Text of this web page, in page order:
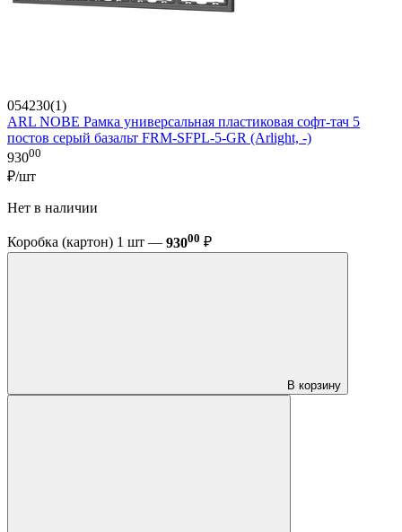
054230(1)
ARL NOBE Рамка универсальная пластиковая софт-тач 5
постов серый базальт FRM-SFPL-5-GR (Arlight, -)
93000
₽/шт
Нет в наличии
Коробка (картон) 1 шт — 93000 ₽
В корзину